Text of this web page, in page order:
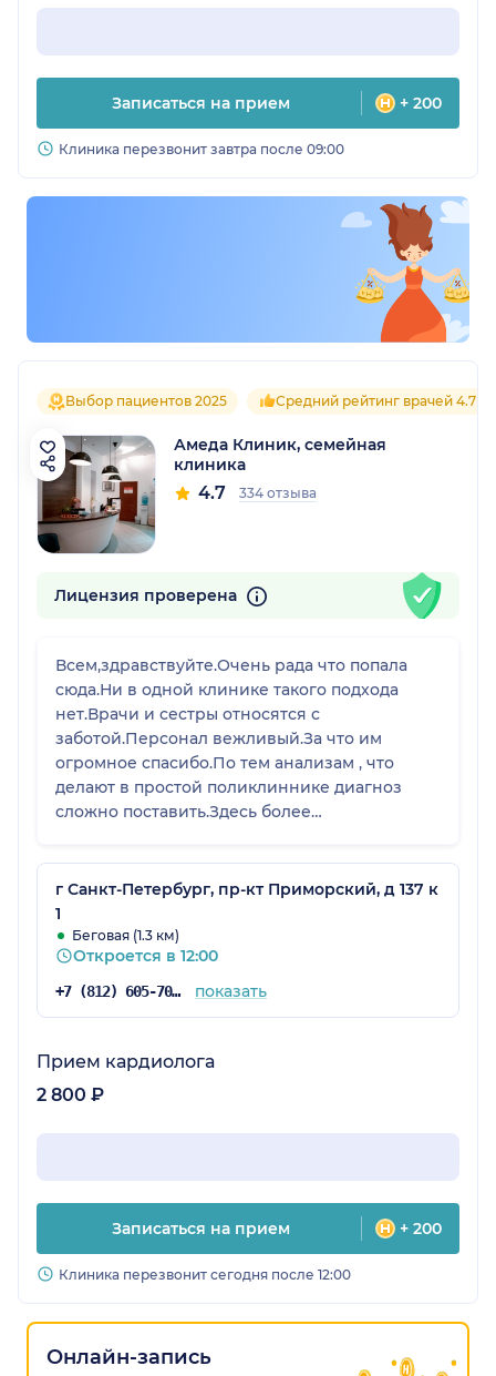
Записаться на прием + 200
Клиника перезвонит завтра после 09:00
Выбор пациентов 2025 Средний рейтинг врачей 4.7
Амеда Клиник, семейная
клиника
4.7 334 отзыва
Лицензия проверена
Всем,здравствуйте.Очень рада что попала
сюда.Ни в одной клинике такого подхода
нет.Врачи и сестры относятся с
заботой.Персонал вежливый.За что им
огромное спасибо.По тем анализам , что
делают в простой поликлиннике диагноз
сложно поставить.Здесь более
слышала).Еще раз огромное спасибо всему
персоналу
г Санкт-Петербург, пр-кт Приморский, д 137 к
1
Беговая (1.3 км)
Откроется в 12:00
+7 (812) 605-70-35 показать
Прием кардиолога
2 800 ₽
Записаться на прием + 200
Клиника перезвонит сегодня после 12:00
Онлайн-запись